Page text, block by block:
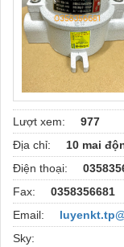
Lượt xem:
977
Địa chỉ:
10 mai
Điện thoại:
Fax:
0358356681
Email:
Sky: